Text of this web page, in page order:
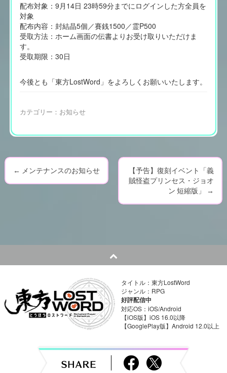
配布対象：9月14日 23時59分までにログインした方全員を
対象
配布内容：封結晶5個／賽銭1500／霊P500
受取方法：ホーム画面の伝書よりお受け取りいただけま
す。
受取期限：30日
今後とも「東方LostWord」をよろしくお願いいたします。
カテゴリー： お知らせ
P
t
n
v
← メンテナンスのお知らせ
【予告】復刻イベント「義
賊怪盗プリンセス・ジョオ
ン 短縮版」
→
タイトル：東方LostWord
ジャンル：RPG
好評配信中
対応OS：iOS/Android
【iOS版】iOS 16.0以降
【GooglePlay版】Android 12.0以上